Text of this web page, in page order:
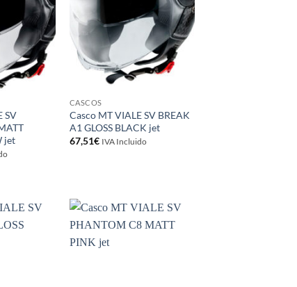
SV
jet
CASCOS
Casco MT VIALE SV BREAK
A1 GLOSS BLACK jet
67,51€ IVA Incluido